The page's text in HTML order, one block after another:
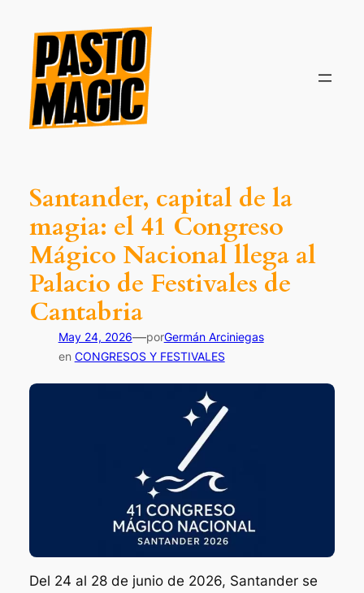
contenido
Santander, capital de la
magia: el 41 Congreso
Mágico Nacional llega al
Palacio de Festivales de
Cantabria
May 24, 2026—porGermán Arciniegas
en CONGRESOS Y FESTIVALES
Del 24 al 28 de junio de 2026, Santander se